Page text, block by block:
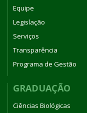
Equipe
Legislação
Serviços
Transparência
Programa de Gestão
GRADUAÇÃO
Ciências Biológicas